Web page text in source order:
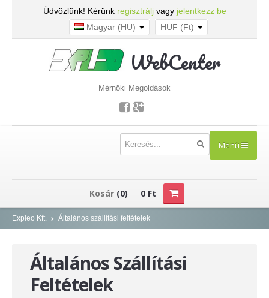
Üdvözlünk! Kérünk regisztráljvagy jelentkezz be
Magyar (HU)
HUF (Ft)
WebCenter
Mérnöki Megoldások
Menü
Kisfeszültség - NOARK
Áram-védőkapcsolók
Biztosítók
Kosár (0) 0 Ft
Expleo Kft. Általános szállítási feltételek
Általános Szállítási
Feltételek